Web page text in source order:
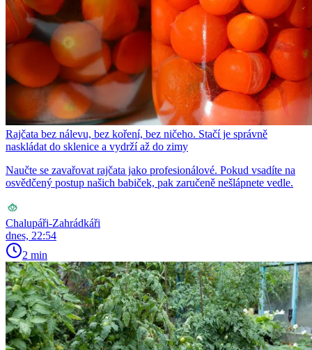
Rajčata bez nálevu, bez koření, bez ničeho. Stačí je správně
naskládat do sklenice a vydrží až do zimy
Naučte se zavařovat rajčata jako profesionálové. Pokud vsadíte na
osvědčený postup našich babiček, pak zaručeně nešlápnete vedle.
Chalupáři-Zahrádkáři
dnes, 22:54
2 min